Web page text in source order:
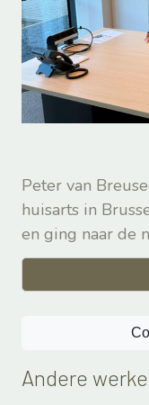
Peter van
huisarts in
en ging naar de
Andere